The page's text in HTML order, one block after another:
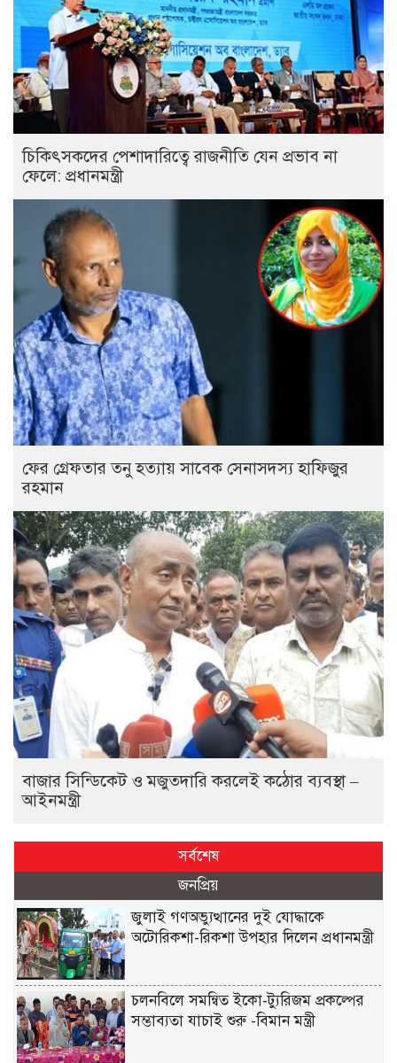
চিকিৎসকদের পেশাদারিত্বে রাজনীতি যেন প্রভাব না
ফেলে: প্রধানমন্ত্রী
ফের গ্রেফতার তনু হত্যায় সাবেক সেনাসদস্য হাফিজুর
রহমান
বাজার সিন্ডিকেট ও মজুতদারি করলেই কঠোর ব্যবস্থা –
আইনমন্ত্রী
সর্বশেষ
জনপ্রিয়
জুলাই গণঅভ্যুত্থানের দুই যোদ্ধাকে
অটোরিকশা-রিকশা উপহার দিলেন প্রধানমন্ত্রী
চলনবিলে সমন্বিত ইকো-ট্যুরিজম প্রকল্পের
সম্ভাব্যতা যাচাই শুরু -বিমান মন্ত্রী